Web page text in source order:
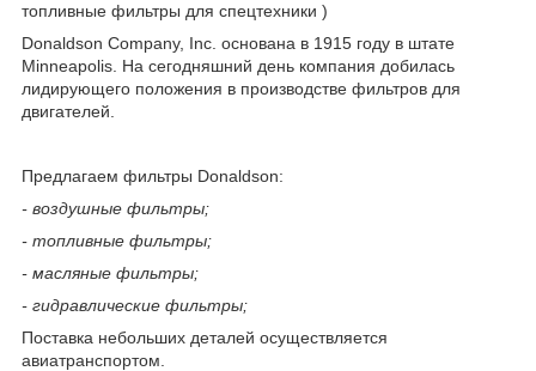
топливные фильтры для спецтехники )
Donaldson Company, Inc. основана в 1915 году в штате
Minneapolis. На сегодняшний день компания добилась
лидирующего положения в производстве фильтров для
двигателей.
Предлагаем фильтры Donaldson:
- воздушные фильтры;
- топливные фильтры;
- масляные фильтры;
- гидравлические фильтры;
Поставка небольших деталей осуществляется
авиатранспортом.